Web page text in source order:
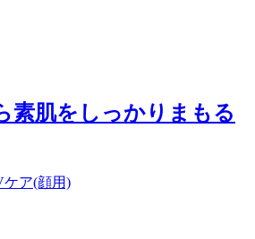
素肌をしっかりまもる
ケア(顔用)